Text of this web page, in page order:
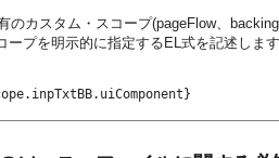
のカスタム・スコープ(pageFlow、
ープを明示的に指定するEL式を記述しま